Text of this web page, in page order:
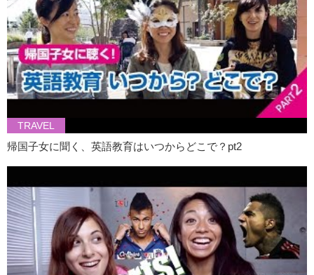
TRAVEL
帰国子女に聞く、英語教育はいつからどこで？pt2